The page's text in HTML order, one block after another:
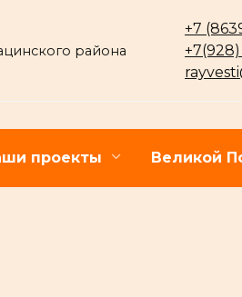
района
+7
проекты Великой